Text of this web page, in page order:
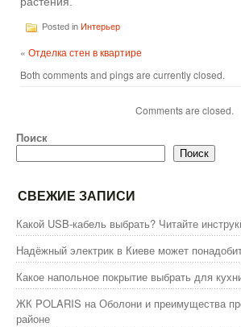
Posted in Интерьер
« Отделка стен в квартире
Both comments and pings are currently closed.
Comments are closed.
Поиск
Поиск
СВЕЖИЕ ЗАПИСИ
Какой USB-кабель выбрать? Читайте
Надёжный электрик в Киеве может
Какое напольное покрытие выбрать для
ЖК POLARIS на Оболони и преимущества
районе